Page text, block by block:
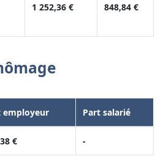
1 252,36 € 848,84 €
employeur Part salarié
€ -